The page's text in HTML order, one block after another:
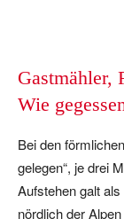
Gastmähler,
Wie
Bei den
gelegen“, je drei
Aufstehen galt
nördlich der